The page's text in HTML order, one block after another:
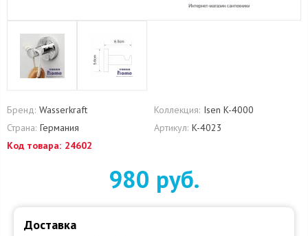
Бренд: Wasserkraft Коллекция: Isen K-4000
Страна: Германия Артикул: K-4023
Код товара: 24602
980 руб.
Доставка